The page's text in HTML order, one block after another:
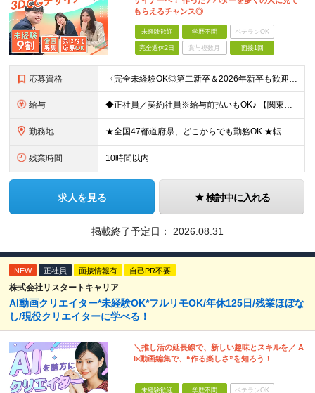
もらえるチャンス◎
未経験歓迎 学歴不問 ベテランOK
完全週休2日 賞与複数月 面接1回
応募資格 〈完全未経験OK◎第二新卒＆2026年新卒も歓迎します！〉 ☆「VtubeやVRChatが気になる！」の志望動機でOK ☆社会人デビューOK／学歴・経歴不問 未経験スタート前提のポテンシャル採用。
給与 ◆正社員／契約社員※給与前払いもOK♪ 【関東（一都三県）】 月給25万円～ ※固定残業代（月20時間分／月3万2383円）を含む。超過分は別途支給。 ※試用期間中の給与は月給23万円～ 【関東（北
勤務地 ★全国47都道府県、どこからでも勤務OK ★転勤なし！腰を据えて活躍◎ ★マイカー通勤OK（拠点による） ★業務に慣れたら、ゆくゆくはリモート併用やフルリモートも可能 全国のお客様先にて勤務していた
残業時間 10時間以内
求人を見る 検討中に入れる
掲載終了予定日： 2026.08.31
NEW 正社員 面接情報有 自己PR不要
株式会社リスタートキャリア
AI動画クリエイター*未経験OK*フルリモOK/年休125日/残業ほぼな
し/現役クリエイターに学べる！
＼推し活の延長線で、新しい趣味とスキルを／ A
I×動画編集で、“作る楽しさ”を知ろう！
未経験歓迎 学歴不問 ベテランOK